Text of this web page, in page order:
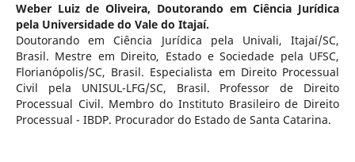
Weber Luiz de Oliveira, Doutorando em Ciência Jurídica
pela Universidade do Vale do Itajaí.
Doutorando em Ciência Jurídica pela Univali, Itajaí/SC,
Brasil. Mestre em Direito, Estado e Sociedade pela UFSC,
Florianópolis/SC, Brasil. Especialista em Direito Processual
Civil pela UNISUL-LFG/SC, Brasil. Professor de Direito
Processual Civil. Membro do Instituto Brasileiro de Direito
Processual - IBDP. Procurador do Estado de Santa Catarina.